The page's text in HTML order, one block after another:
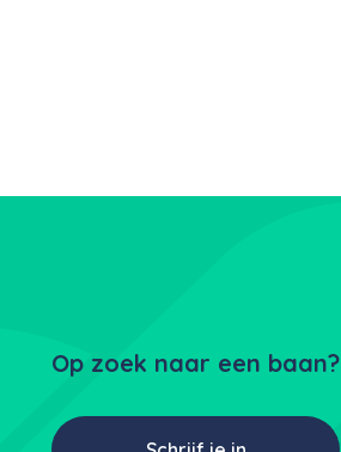
Op zoek naar een baan?